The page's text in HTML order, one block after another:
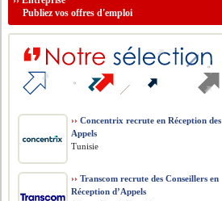
Publiez vos offres d'emploi
›› Concentrix recrute en Réception des
Appels
Tunisie
›› Transcom recrute des Conseillers en
Réception d’Appels